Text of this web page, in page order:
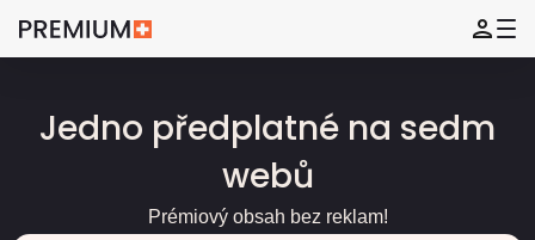
Jedno předplatné na sedm
webů
Prémiový obsah bez reklam!